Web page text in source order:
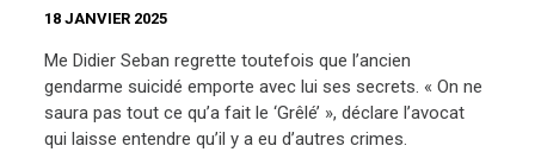
18 JANVIER 2025
Me Didier Seban regrette toutefois que l’ancien
gendarme suicidé emporte avec lui ses secrets. « On ne
saura pas tout ce qu’a fait le ‘Grêlé’ », déclare l’avocat
qui laisse entendre qu’il y a eu d’autres crimes.